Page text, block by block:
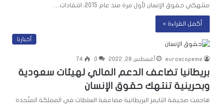
منتهكي حقوق الإنسان لأول مرة منذ عام 2015، انتقادات…
أكمل القراءة »
أخبارنا
euroscopeme أغسطس 28, 2022 0
74
بريطانيا تضاعف الدعم المالي لهيئات سعودية
وبحرينية تنتهك حقوق الإنسان
هاجمت صحيفة التايمز البريطانية مضاعفة السلطات في المملكة المتّحدة